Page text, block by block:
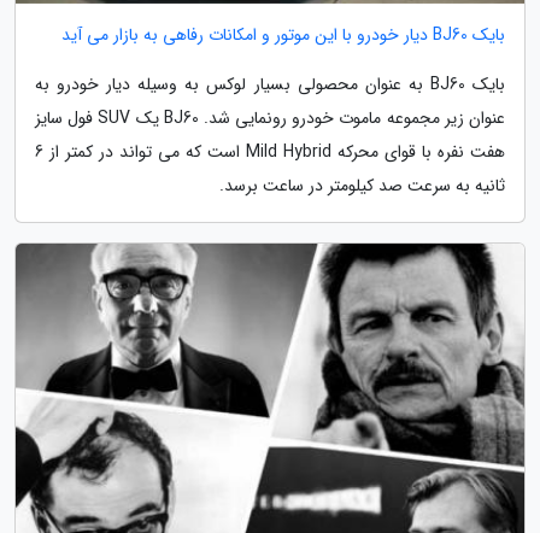
بایک BJ60 دیار خودرو با این موتور و امکانات رفاهی به بازار می آید
بایک BJ60 به عنوان محصولی بسیار لوکس به وسیله دیار خودرو به
عنوان زیر مجموعه ماموت خودرو رونمایی شد. BJ60 یک SUV فول سایز
هفت نفره با قوای محرکه Mild Hybrid است که می تواند در کمتر از 6
ثانیه به سرعت صد کیلومتر در ساعت برسد.